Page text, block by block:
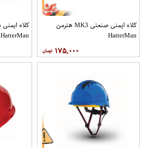
کلاه ایمنی صنعتی MK3 هترمن
HatterMan
۱۷۵,۰۰۰
HatterMan